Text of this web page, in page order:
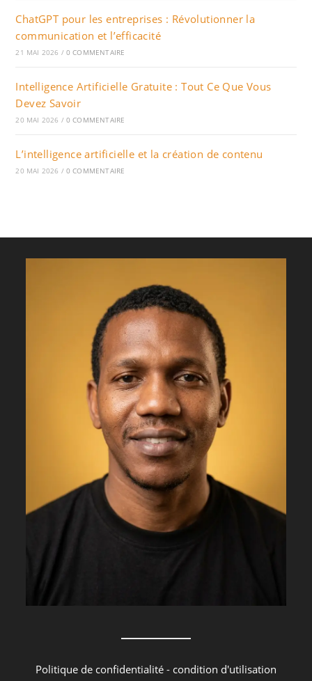
ChatGPT pour les entreprises : Révolutionner la
communication et l’efficacité
21 MAI 2026 / 0 COMMENTAIRE
Intelligence Artificielle Gratuite : Tout Ce Que Vous
Devez Savoir
20 MAI 2026 / 0 COMMENTAIRE
L’intelligence artificielle et la création de contenu
20 MAI 2026 / 0 COMMENTAIRE
Politique de confidentialité - condition d'utilisation